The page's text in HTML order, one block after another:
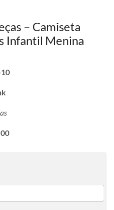
– Camiseta
Infantil Menina